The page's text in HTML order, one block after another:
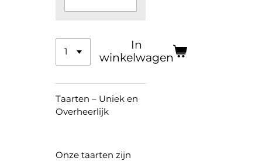
In
winkelwagen
Taarten – Uniek en
Overheerlijk
Onze taarten zijn